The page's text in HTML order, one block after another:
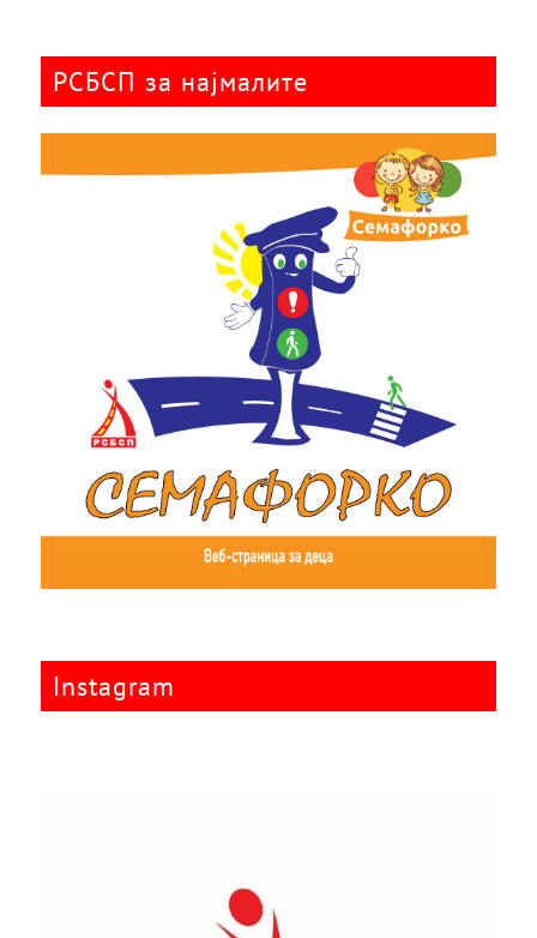
РСБСП за најмалите
Instagram